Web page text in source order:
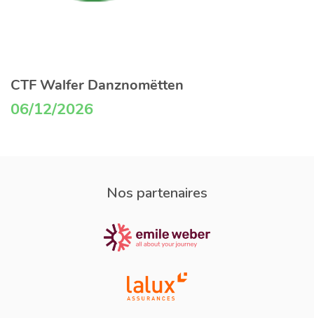
CTF Walfer Danznomëtten
06/12/2026
Nos partenaires